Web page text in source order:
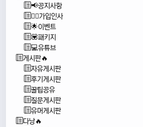
📢공지사항
🙇‍♂️가입인사
🌟이벤트
💟패키지
💻유튜브
게시판🔥
자유게시판
후기게시판
꿀팁공유
질문게시판
유머게시판
다낭🔥